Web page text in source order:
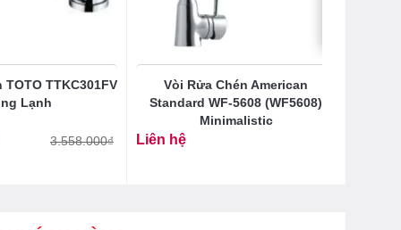
TTKC301FV
Lạnh
3.558.000₫
Vòi Rửa Chén American
Standard WF-5608 (WF5608)
Minimalistic
Liên hệ